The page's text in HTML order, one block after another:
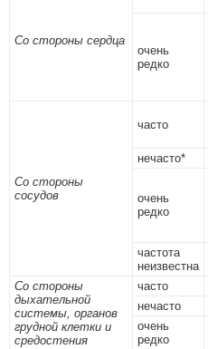
Со стороны сердца
очень
редко
Со стороны
сосудов
часто
нечасто*
очень
редко
частота
неизвестна
Со стороны
дыхательной
системы, органов
грудной клетки и
средостения
часто
нечасто
очень
редко